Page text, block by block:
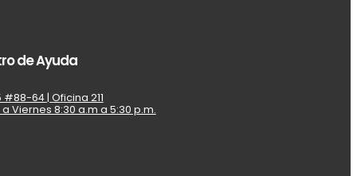
de Ayuda
#88-64 | Oficina 211
a Viernes 8:30 a.m a 5:30 p.m.